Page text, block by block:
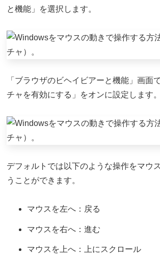
と機能」を選択します。
「ブラウザのビヘイビアーと機能」画面
チャを有効にする」をオンに設定します。
デフォルトでは以下のような操作をマウ
うことができます。
マウスを左へ：戻る
マウスを右へ：進む
マウスを上へ：上にスクロール